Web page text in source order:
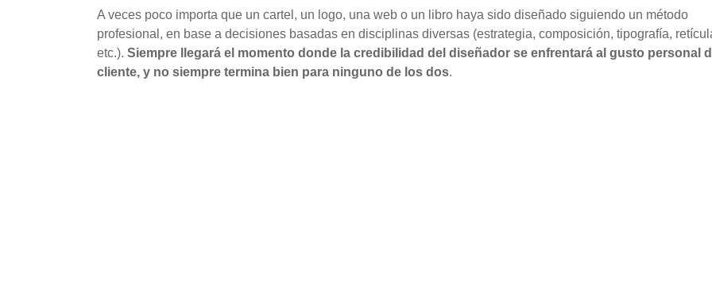
A veces poco importa que un cartel, un logo, una web o un libro haya sido diseñado siguiendo un método
profesional, en base a decisiones basadas en disciplinas diversas (estrategia, composición, tipografía,
etc.). Siempre llegará el momento donde la credibilidad del diseñador se enfrentará al gusto personal
cliente, y no siempre termina bien para ninguno de los dos.